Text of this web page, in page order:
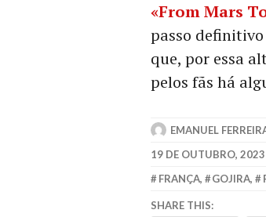
«From Mars
passo
que, por essa
pelos fãs há
EMANUEL
19 DE OUTUBRO, 2023
FRANÇA, GOJIRA,
SHARE THIS: